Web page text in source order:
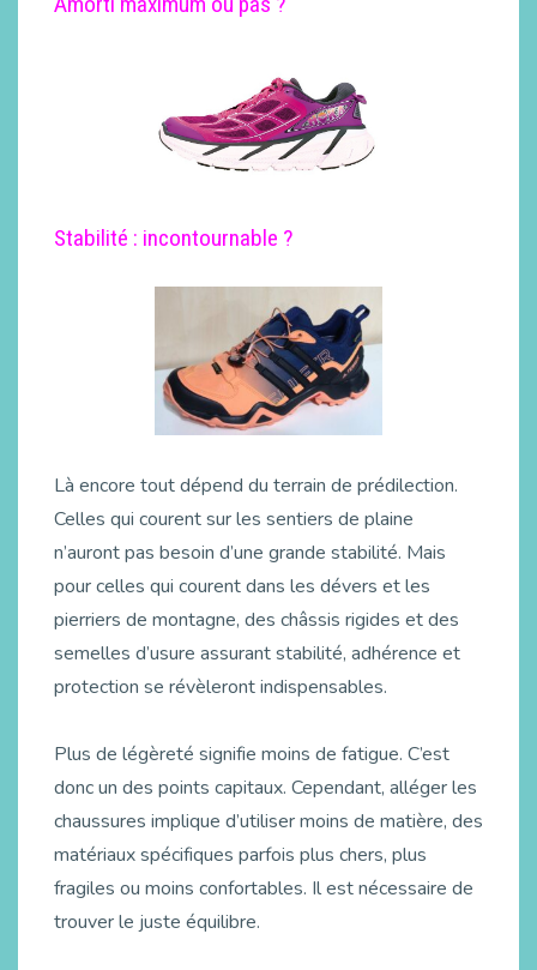
Stabilité : incontournable ?
Là encore tout dépend du terrain de prédilection.
Celles qui courent sur les sentiers de plaine
n’auront pas besoin d’une grande stabilité. Mais
pour celles qui courent dans les dévers et les
pierriers de montagne, des châssis rigides et des
semelles d’usure assurant stabilité, adhérence et
protection se révèleront indispensables.
Plus de légèreté signifie moins de fatigue. C’est
donc un des points capitaux. Cependant, alléger les
chaussures implique d’utiliser moins de matière, des
matériaux spécifiques parfois plus chers, plus
fragiles ou moins confortables. Il est nécessaire de
trouver le juste équilibre.